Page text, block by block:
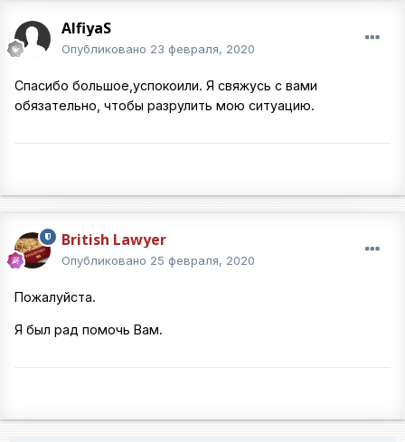
AlfiyaS
Опубликовано 23 февраля, 2020
Спасибо большое,успокоили. Я свяжусь с вами
обязательно, чтобы разрулить мою ситуацию.
British Lawyer
Опубликовано 25 февраля, 2020
Пожалуйста.
Я был рад помочь Вам.